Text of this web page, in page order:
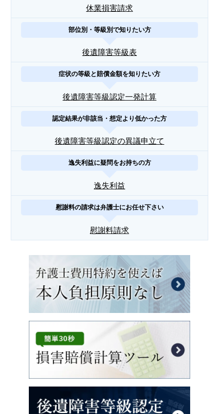
休業損害請求
部位別・等級別で知りたい方
後遺障害等級表
症状の等級と賠償金額を知りたい方
後遺障害等級認定一発計算
認定結果が非該当・想定より低かった方
後遺障害等級認定の異議申立て
逸失利益に疑問をお持ちの方
逸失利益
慰謝料の請求は弁護士にお任せ下さい
慰謝料請求